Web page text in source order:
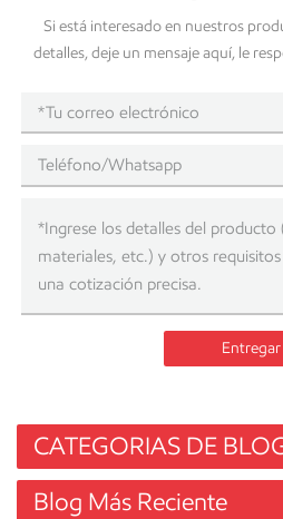
Si está interesado en nuestros
detalles, deje un mensaje aquí, le
Entregar
CATEGORIAS DE
Blog Más Reciente